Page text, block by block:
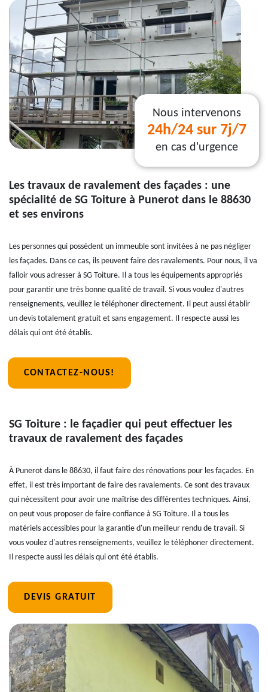
Nous intervenons
24h/24 sur 7j/7
en cas d'urgence
Les travaux de ravalement des façades : une
spécialité de SG Toiture à Punerot dans le 88630
et ses environs
Les personnes qui possèdent un immeuble sont invitées à ne pas négliger
les façades. Dans ce cas, ils peuvent faire des ravalements. Pour nous, il va
falloir vous adresser à SG Toiture. Il a tous les équipements appropriés
pour garantir une très bonne qualité de travail. Si vous voulez d'autres
renseignements, veuillez le téléphoner directement. Il peut aussi établir
un devis totalement gratuit et sans engagement. Il respecte aussi les
délais qui ont été établis.
CONTACTEZ-NOUS!
SG Toiture : le façadier qui peut effectuer les
travaux de ravalement des façades
À Punerot dans le 88630, il faut faire des rénovations pour les façades. En
effet, il est très important de faire des ravalements. Ce sont des travaux
qui nécessitent pour avoir une maîtrise des différentes techniques. Ainsi,
on peut vous proposer de faire confiance à SG Toiture. Il a tous les
matériels accessibles pour la garantie d'un meilleur rendu de travail. Si
vous voulez d'autres renseignements, veuillez le téléphoner directement.
Il respecte aussi les délais qui ont été établis.
DEVIS GRATUIT